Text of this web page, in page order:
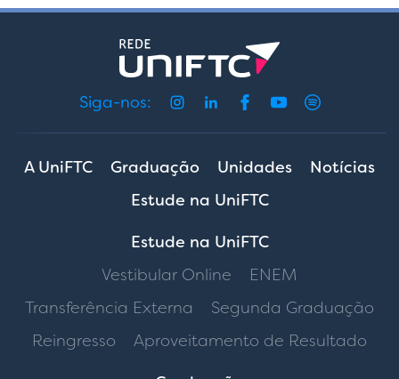
Siga-nos:
A UniFTC Graduação Unidades
Notícias
Estude na UniFTC
Estude na UniFTC
Vestibular Online
ENEM
Transferência Externa
Segunda Graduação
Reingresso
Aproveitamento de Resultado